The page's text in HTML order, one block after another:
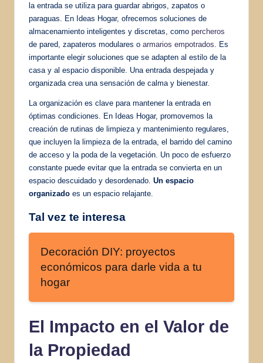
la entrada se utiliza para guardar abrigos, zapatos o
paraguas. En Ideas Hogar, ofrecemos soluciones de
almacenamiento inteligentes y discretas, como percheros
de pared, zapateros modulares o armarios empotrados . Es
importante elegir soluciones que se adapten al estilo de la
casa y al espacio disponible. Una entrada despejada y
organizada crea una sensación de calma y bienestar.
La organización es clave para mantener la entrada en
óptimas condiciones. En Ideas Hogar, promovemos la
creación de rutinas de limpieza y mantenimiento regulares,
que incluyen la limpieza de la entrada, el barrido del camino
de acceso y la poda de la vegetación. Un poco de esfuerzo
constante puede evitar que la entrada se convierta en un
espacio descuidado y desordenado. Un espacio
organizado es un espacio relajante.
Tal vez te interesa
Decoración DIY: proyectos
económicos para darle vida a tu
hogar
El Impacto en el Valor de
la Propiedad